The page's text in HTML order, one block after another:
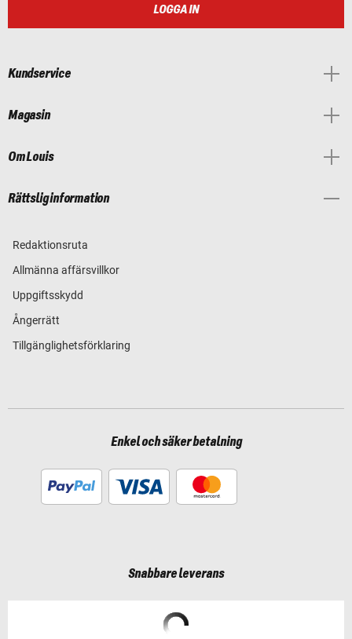
LOGGA IN
Kundservice
Magasin
Om Louis
Rättslig information
Redaktionsruta
Allmänna affärsvillkor
Uppgiftsskydd
Ångerrätt
Tillgänglighetsförklaring
Enkel och säker betalning
Snabbare leverans